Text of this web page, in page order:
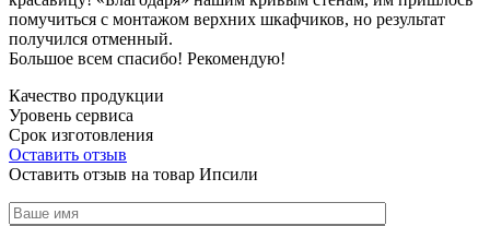
помучиться с монтажом верхних шкафчиков, но результат
получился отменный.
Большое всем спасибо! Рекомендую!
Качество продукции
Уровень сервиса
Срок изготовления
Оставить отзыв
Оставить отзыв на товар Ипсили